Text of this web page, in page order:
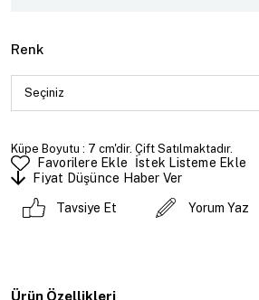
Renk
Küpe Boyutu : 7 cm'dir. Çift Satılmaktadır.
Favorilere Ekle
İstek Listeme Ekle
Fiyat Düşünce Haber Ver
Tavsiye Et Yorum Yaz
Ürün Özellikleri